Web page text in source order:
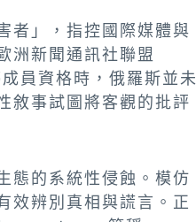
者」，指控國際媒體與
洲新聞通訊社聯盟
員資格時，俄羅斯並未
敘事試圖將客觀的批評
態的系統性侵蝕。模仿
效辨別真相與謊言。正